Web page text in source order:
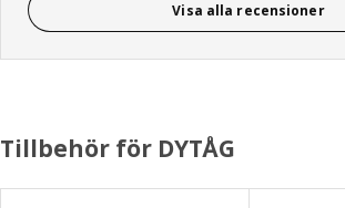
Visa alla recensioner
Tillbehör för DYTÅG